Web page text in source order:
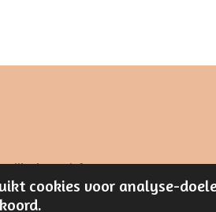
cookies voor analyse-
Stijlvol Creatief